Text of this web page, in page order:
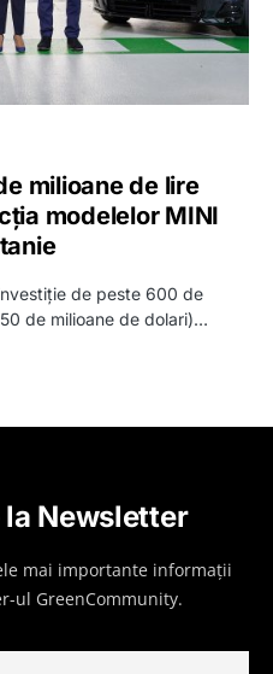
milioane de lire
modelelor MINI
de peste 600 de
de milioane de dolari)…
Newsletter
mai importante informații
ul GreenCommunity.